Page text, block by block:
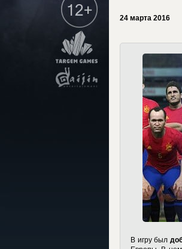
24 марта 2016
В игру был